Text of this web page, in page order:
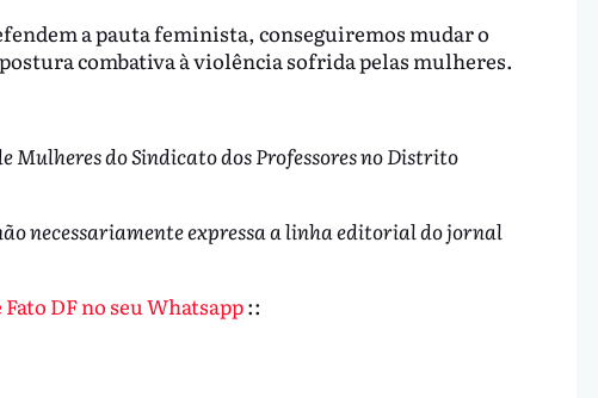
a pauta feminista, conseguiremos mudar o
combativa à violência sofrida pelas mulheres.
do Sindicato dos Professores no Distrito
necessariamente expressa a linha editorial do jornal
DF no seu Whatsapp::